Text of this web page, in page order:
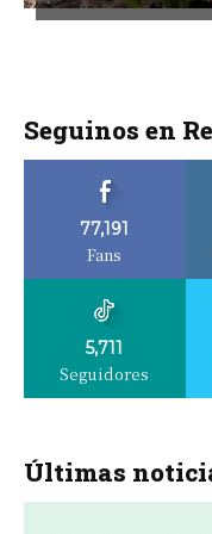
Seguinos en
77,191
Fans
5,711
Seguidores
Últimas